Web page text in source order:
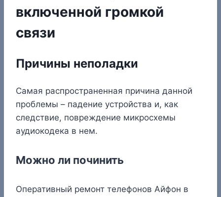
включенной громкой
связи
Причины неполадки
Самая распространенная причина данной
проблемы – падение устройства и, как
следствие, повреждение микросхемы
аудиокодека в нем.
Можно ли починить
Оперативный ремонт телефонов Айфон в